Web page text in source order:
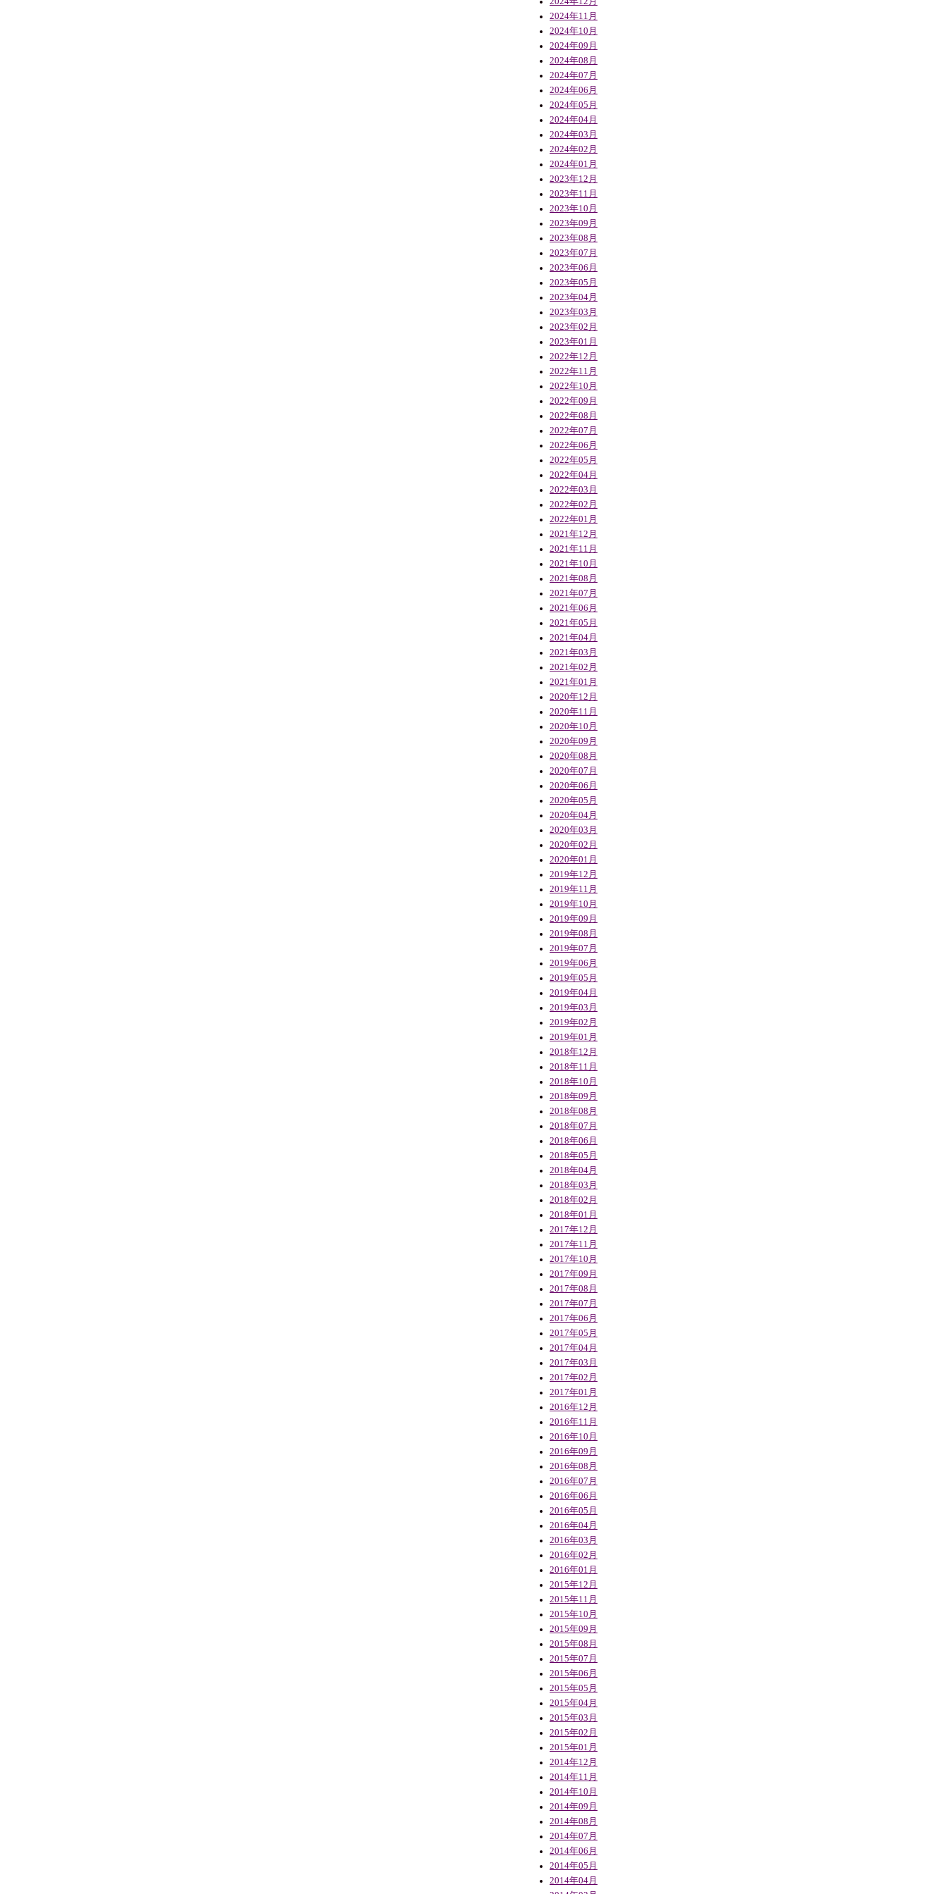
2024年11月
2024年10月
2024年09月
2024年08月
2024年07月
2024年06月
2024年05月
2024年04月
2024年03月
2024年02月
2024年01月
2023年12月
2023年11月
2023年10月
2023年09月
2023年08月
2023年07月
2023年06月
2023年05月
2023年04月
2023年03月
2023年02月
2023年01月
2022年12月
2022年11月
2022年10月
2022年09月
2022年08月
2022年07月
2022年06月
2022年05月
2022年04月
2022年03月
2022年02月
2022年01月
2021年12月
2021年11月
2021年10月
2021年08月
2021年07月
2021年06月
2021年05月
2021年04月
2021年03月
2021年02月
2021年01月
2020年12月
2020年11月
2020年10月
2020年09月
2020年08月
2020年07月
2020年06月
2020年05月
2020年04月
2020年03月
2020年02月
2020年01月
2019年12月
2019年11月
2019年10月
2019年09月
2019年08月
2019年07月
2019年06月
2019年05月
2019年04月
2019年03月
2019年02月
2019年01月
2018年12月
2018年11月
2018年10月
2018年09月
2018年08月
2018年07月
2018年06月
2018年05月
2018年04月
2018年03月
2018年02月
2018年01月
2017年12月
2017年11月
2017年10月
2017年09月
2017年08月
2017年07月
2017年06月
2017年05月
2017年04月
2017年03月
2017年02月
2017年01月
2016年12月
2016年11月
2016年10月
2016年09月
2016年08月
2016年07月
2016年06月
2016年05月
2016年04月
2016年03月
2016年02月
2016年01月
2015年12月
2015年11月
2015年10月
2015年09月
2015年08月
2015年07月
2015年06月
2015年05月
2015年04月
2015年03月
2015年02月
2015年01月
2014年12月
2014年11月
2014年10月
2014年09月
2014年08月
2014年07月
2014年06月
2014年05月
2014年04月